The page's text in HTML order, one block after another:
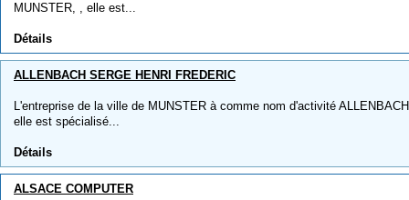
MUNSTER, , elle est...
Détails
ALLENBACH SERGE HENRI FREDERIC
L'entreprise de la ville de MUNSTER à comme nom d'activité
elle est spécialisé...
Détails
ALSACE COMPUTER